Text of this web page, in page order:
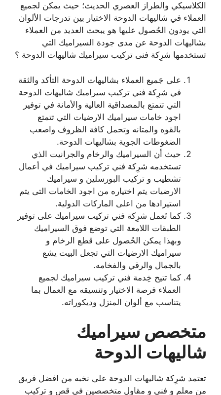
الكلاسيكي والطراز العصري الحديث؛ حيث يمكن لجميع
العملاء في شاليهات الدوحة الاختيار بين تدرجات الألوان
التي يودون الحُصول عليها هو يبحث العديد من العملاء
بشاليهات الدوحة عن مدى جودة السيراميك التي
تستخدمها شرِكة فنى تركيب سيراميك شاليهات الدوحة ؟
على جَميع العملاء بشاليهات الدوحة التأكد والثقة
في شرِكة فني تركيب سيراميك شاليهات الدوحة
التي تتمتع بالمصداقية العالية والأمانة في توفير
اجود خامات سيراميك الارضيات التي تتمتع
بالقوه والمتانه وتحمل كافة الظروف واصعب
الضغوطات الجوية بشاليهات الدوحة.
حيث أن السيراميك والرخام والجرانيت الذي
تستخدمه شرِكة فني تركيب سيراميك في أعمال
تشطيب و تركيب البورسلين و سيراميك
الارضيات يتم اختياره من اجود الخامات التى يتم
استيرادها من اعلى الماركات الدولية.
كما تَعمل شرِكة فني تركيب سيراميك على توفير
الطبقات اللامعة التي توضع فوق السيراميك
وبهذا يمكن الحُصول على قطع الرخام و
سيراميك الارضيات التي تجعل البيت يشع
بالجمال والرقي والفخامه.
كما تتيح خِدمة فني تركيب سيراميك لجميع
العملاء فرصة الاختيار وتنسيقه مع العمال بما
يتناسب مع ألوان المنزل وديكوراته.
متخصص سيراميك
شاليهات الدوحة
تعتمد شرِكة شاليهات الدوحة على نخبه من افضل فريق
من معلم و فني و مقاول متخصصين في قص و تركيب